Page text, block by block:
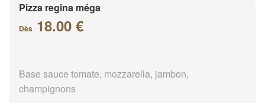
Pizza regina méga
Dès 18.00 €
Base sauce tomate, mozzarella, jambon,
champignons